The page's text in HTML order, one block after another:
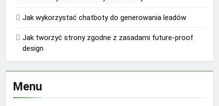
Jak wykorzystać chatboty do generowania leadów
Jak tworzyć strony zgodne z zasadami future-proof
design
Menu